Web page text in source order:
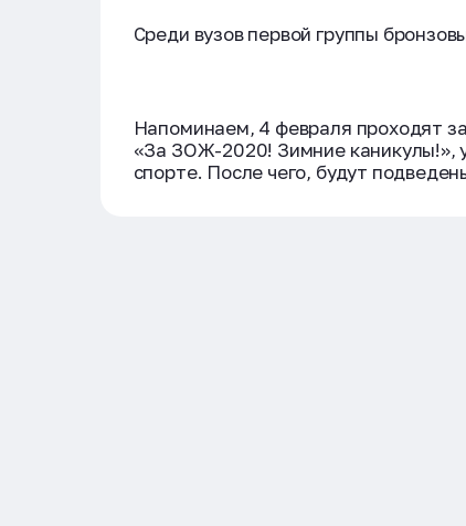
Среди вузов первой группы
Напоминаем, 4 февраля проходят
«За ЗОЖ-2020! Зимние каникулы!»,
спорте. После чего, будут